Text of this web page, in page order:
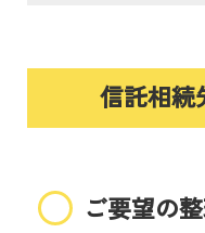
信託相続
ご要望の